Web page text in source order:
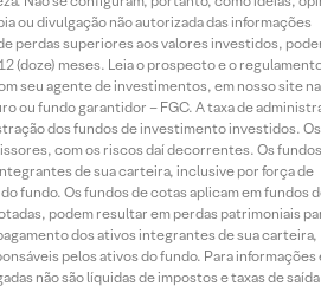
ou divulgação não autorizada das informações
perdas superiores aos valores investidos,
(doze) meses. Leia o prospecto e o
seu agente de investimentos, em nosso site na
ou fundo garantidor – FGC. A taxa de
dos fundos de investimento investidos. Os
com os riscos daí decorrentes. Os
de sua carteira, inclusive por força de
fundo. Os fundos de cotas aplicam em fundos
podem resultar em perdas patrimoniais
dos ativos integrantes de sua carteira,
pelos ativos do fundo. Para informações
não são líquidas de impostos e taxas de